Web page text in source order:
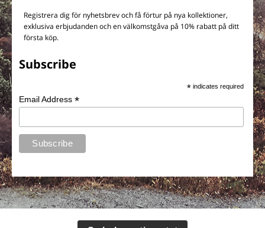
Registrera dig för nyhetsbrev och få förtur på nya kollektioner,
exklusiva erbjudanden och en välkomstgåva på 10% rabatt på ditt
första köp.
Subscribe
* indicates required
Email Address*